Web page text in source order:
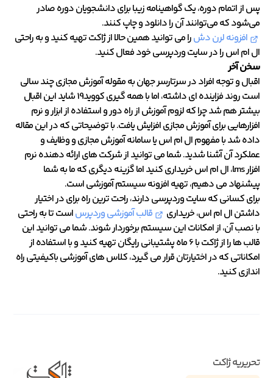
پس از اتمام دوره، یک گواهینامه زیبا برای دانشجویان دوره صادر
می‌شود که می‌توانند آن را دانلود و چاپ کنند.
افزونه لرن دشرا می توانید همین حالا از ژاکت تهیه کنید و به راحتی
ال ام اس را در سایت وردپرسی خود فعال کنید.
سخن آخر
اقبال و توجه افراد در سرتارسر جهان به مقوله آموزش مجازی چند سالی
است روند فزاینده ای داشته، اما با همه گیری کووید19 شاید این اقبال
بیشتر هم شد چرا که لزوم آموزش از راه دور و استفاده از ابزار و نرم
افزارهایی برای آموزش مجازی افزایش یافت. با توضیحاتی که در این مقاله
داده شد با مفهوم ال ام اس یا سامانه آموزش مجازی و وظایف و
عملکرد آن آشنا شدید. شما می توانید از شرکت های ارائه دهنده نرم
افزار lms، ال ام اس خریداری کنید اما گزینه دیگری که ما به شما
پیشنهاد می دهیم، تهیه افزونه سیستم آموزشی است.
برای کسانی که سایت وردپرسی دارند، راحت ترین راه برای در اختیار
داشتن ال ام اس، خریداری
قالب آموزشی وردپرساست تا به راحتی
با نصب آن، از امکانات این سیستم برخوردار شوند. شما می توانید این
قالب ها را از ژاکت با 6 ماه پشتیبانی رایگان تهیه کنید و با استفاده از
امکاناتی که در اختیارتان قرار می گیرد، کلاس های آموزشی باکیفیتی راه
اندازی کنید.
تحریریه ژاکت